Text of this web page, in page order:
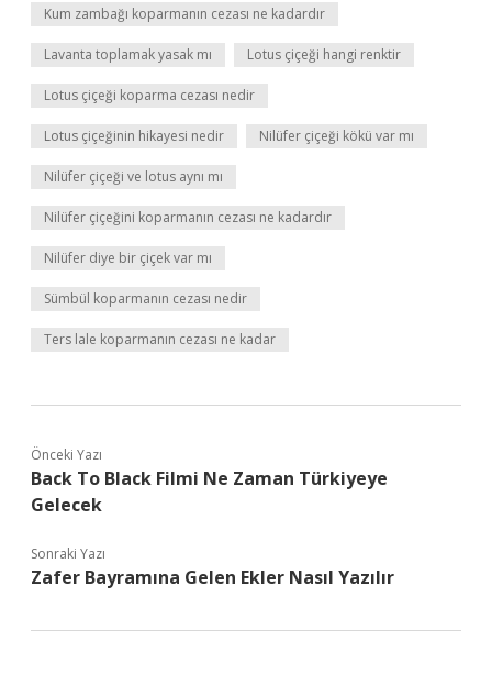
Kum zambağı koparmanın cezası ne kadardır
Lavanta toplamak yasak mı Lotus çiçeği hangi renktir
Lotus çiçeği koparma cezası nedir
Lotus çiçeğinin hikayesi nedir Nilüfer çiçeği kökü var mı
Nilüfer çiçeği ve lotus aynı mı
Nilüfer çiçeğini koparmanın cezası ne kadardır
Nilüfer diye bir çiçek var mı
Sümbül koparmanın cezası nedir
Ters lale koparmanın cezası ne kadar
Önceki Yazı
Back To Black Filmi Ne Zaman Türkiyeye
Gelecek
Sonraki Yazı
Zafer Bayramına Gelen Ekler Nasıl Yazılır